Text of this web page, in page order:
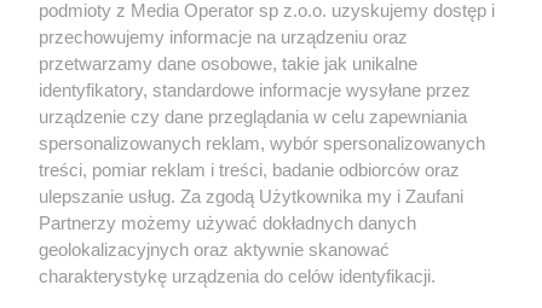
4 / 0
Nie zapomnij
zapoznać się z:
polityką prywatności regulamin korzystania z portali
Twojemiasto
Piekary Śląskie
Chorzów
Tarnowskie Góry
Skontakuj sięz nami
Kontakt
Wydawca
Redakcja
podmioty z Media Operator sp z.o.o. uzyskujemy dostęp i
przechowujemy informacje na urządzeniu oraz
przetwarzamy dane osobowe, takie jak unikalne
identyfikatory, standardowe informacje wysyłane przez
urządzenie czy dane przeglądania w celu zapewniania
spersonalizowanych reklam, wybór spersonalizowanych
treści, pomiar reklam i treści, badanie odbiorców oraz
ulepszanie usług. Za zgodą Użytkownika my i Zaufani
Partnerzy możemy używać dokładnych danych
geolokalizacyjnych oraz aktywnie skanować
charakterystykę urządzenia do celów identyfikacji.